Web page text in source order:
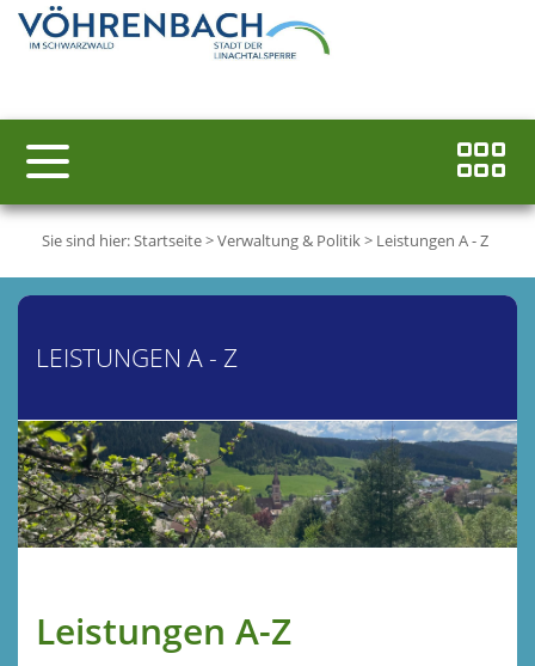
Sie sind hier:Startseite>Verwaltung & Politik> Leistungen A - Z
LEISTUNGEN A - Z
Leistungen A-Z